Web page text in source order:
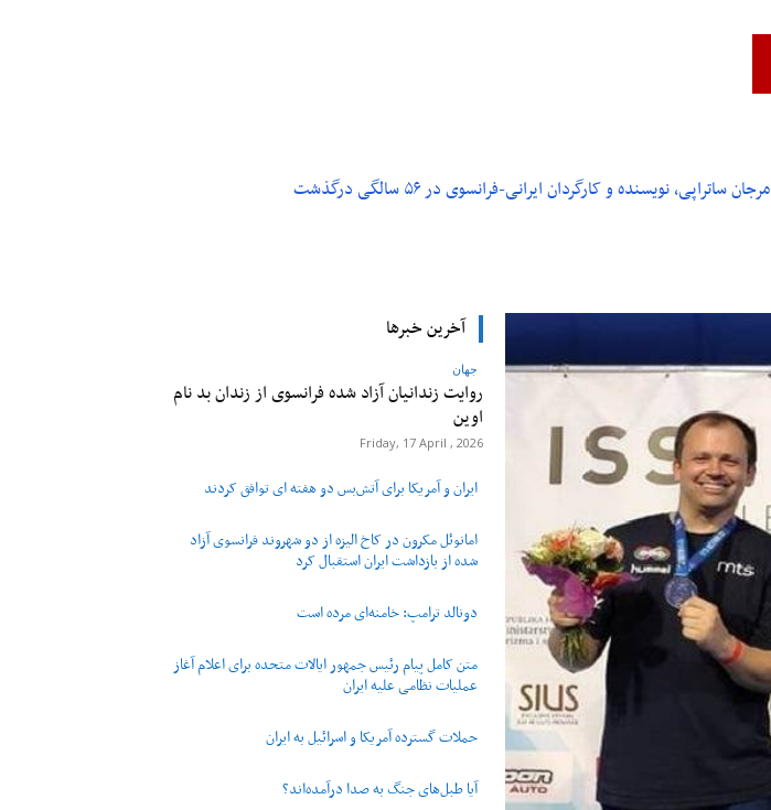
مرجان ساتراپی، نویسنده و کارگردان ایرانی-فرانسوی در ۵۶ سالگی درگذشت
آخرین خبرها
جهان
روایت زندانیان آزاد شده فرانسوی از زندان ‌بد نام
اوین
Friday, 17 April , 2026
ایران و آمریکا برای آتش‌بس دو هفته‌ ای توافق کردند
امانوئل مکرون در کاخ الیزه از دو شهروند فرانسوی آزاد
شده از بازداشت ایران استقبال کرد
دونالد ترامپ: خامنه‌ای مرده است
متن کامل پیام رئیس جمهور ایالات متحده برای اعلام آغاز
عملیات نظامی علیه ایران
حملات گسترده آمریکا و اسرائیل به ایران
آیا طبل‌های جنگ به صدا درآمده‌اند؟